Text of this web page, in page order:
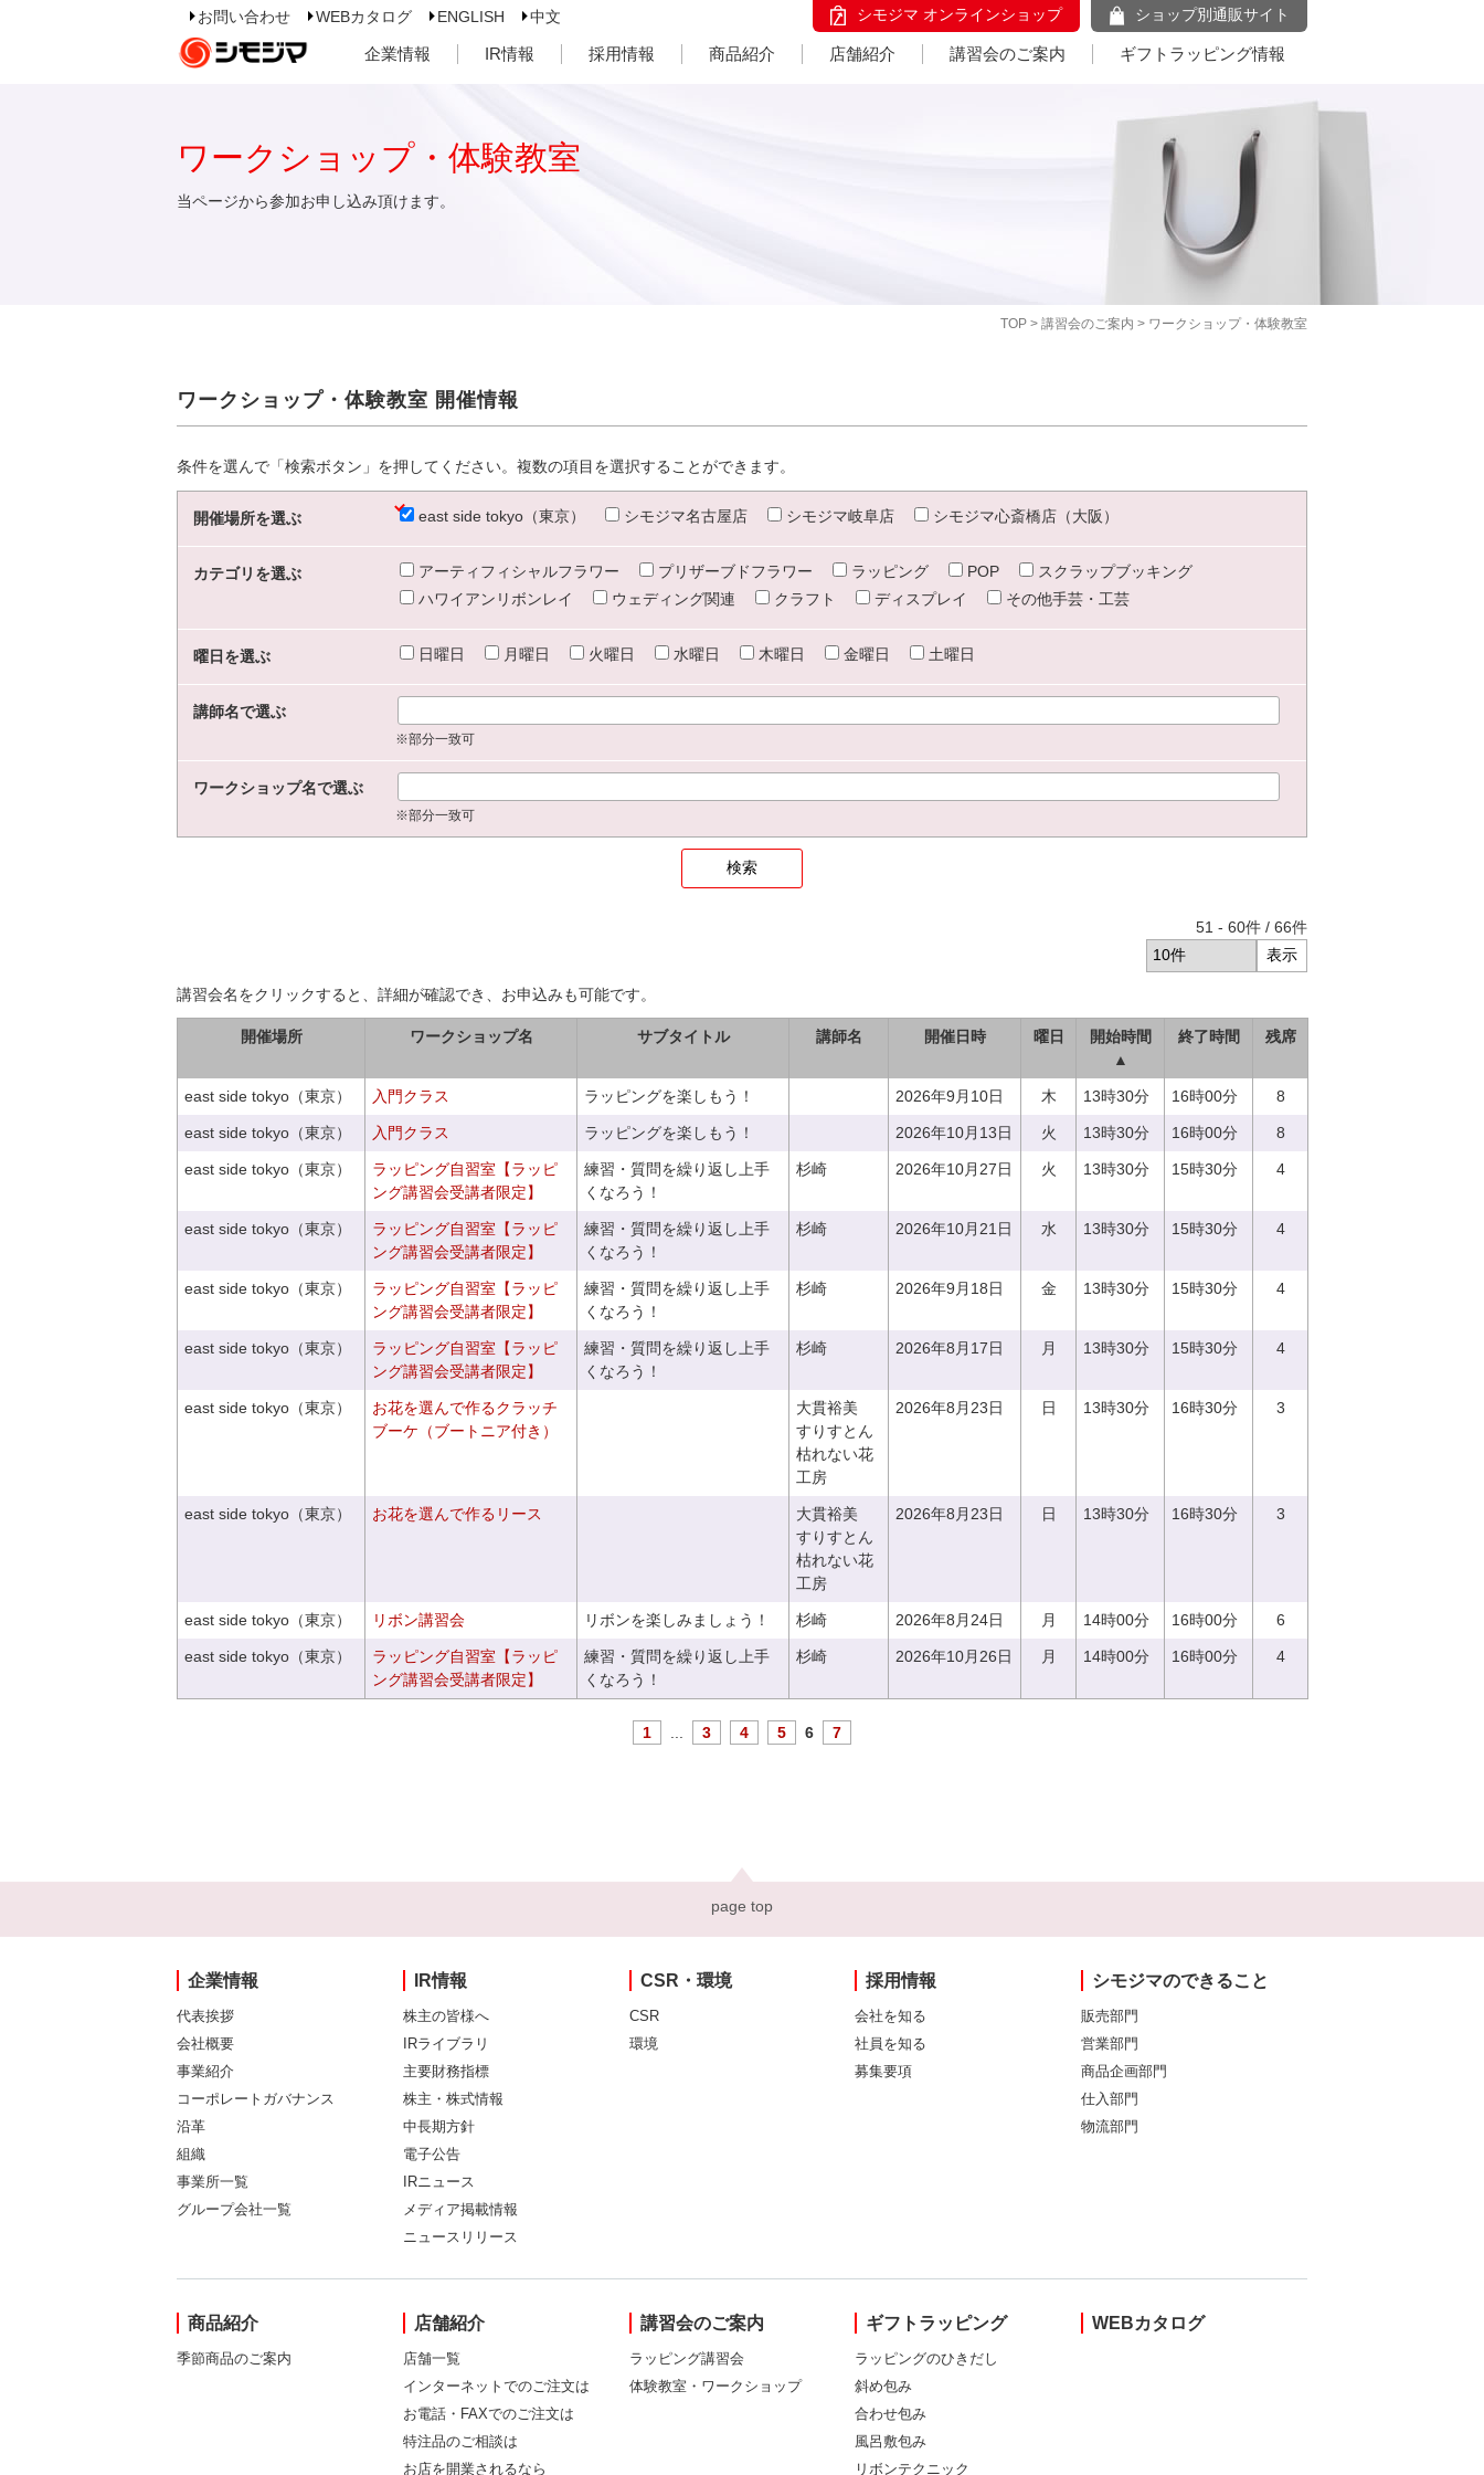
お問い合わせ WEBカタログ ENGLISH 中文 シモジマ オンラインショップ ショップ別通販サイト
企業情報 IR情報 採用情報 商品紹介 店舗紹介 講習会のご案内 ギフトラッピング情報
TOP > 講習会のご案内 > ワークショップ・体験教室
ワークショップ・体験教室
当ページから参加お申し込み頂けます。
ワークショップ・体験教室 開催情報
条件を選んで「検索ボタン」を押してください。複数の項目を選択することができます。
開催場所を選ぶ east side tokyo（東京） シモジマ名古屋店 シモジマ岐阜店 シモジマ心斎橋店（大阪）
カテゴリを選ぶ アーティフィシャルフラワー プリザーブドフラワー ラッピング POP
スクラップブッキング
ハワイアンリボンレイ
ウェディング関連 クラフト ディスプレイ その他手芸・工芸
曜日を選ぶ 日曜日 月曜日 火曜日 水曜日 木曜日 金曜日 土曜日
講師名で選ぶ
※部分一致可
ワークショップ名で選ぶ
※部分一致可
51 - 60件 / 66件
講習会名をクリックすると、詳細が確認でき、お申込みも可能です。
開催場所 ワークショップ名 サブタイトル 講師名 開催日時 曜日
開始時間
▲
終了時間 残席
east side tokyo（東京） 入門クラス ラッピングを楽しもう！ 2026年9月10日 木 13時30分 16時00分 8
east side tokyo（東京） 入門クラス ラッピングを楽しもう！ 2026年10月13日 火 13時30分 16時00分 8
east side tokyo（東京）
ラッピング自習室【ラッピ
ング講習会受講者限定】
練習・質問を繰り返し上手
くなろう！
杉崎 2026年10月27日 火 13時30分 15時30分 4
east side tokyo（東京）
ラッピング自習室【ラッピ
ング講習会受講者限定】
練習・質問を繰り返し上手
くなろう！
杉崎 2026年10月21日 水 13時30分 15時30分 4
east side tokyo（東京）
ラッピング自習室【ラッピ
ング講習会受講者限定】
練習・質問を繰り返し上手
くなろう！
杉崎 2026年9月18日 金 13時30分 15時30分 4
east side tokyo（東京）
ラッピング自習室【ラッピ
ング講習会受講者限定】
練習・質問を繰り返し上手
くなろう！
杉崎 2026年8月17日 月 13時30分 15時30分 4
east side tokyo（東京）
お花を選んで作るクラッチ
ブーケ（ブートニア付き）
大貫裕美
すりすとん
枯れない花
工房
2026年8月23日 日 13時30分 16時30分 3
east side tokyo（東京） お花を選んで作るリース
大貫裕美
すりすとん
枯れない花
工房
2026年8月23日 日 13時30分 16時30分 3
east side tokyo（東京） リボン講習会 リボンを楽しみましょう！ 杉崎 2026年8月24日 月 14時00分 16時00分 6
east side tokyo（東京）
ラッピング自習室【ラッピ
ング講習会受講者限定】
練習・質問を繰り返し上手
くなろう！
杉崎 2026年10月26日 月 14時00分 16時00分 4
1 3 4 5 6 7
page top
企業情報
代表挨拶
会社概要
事業紹介
コーポレートガバナンス
沿革
組織
事業所一覧
グループ会社一覧
IR情報
株主の皆様へ
IRライブラリ
主要財務指標
株主・株式情報
中長期方針
電子公告
IRニュース
メディア掲載情報
ニュースリリース
CSR・環境
CSR
環境
採用情報
会社を知る
社員を知る
募集要項
シモジマのできること
販売部門
営業部門
商品企画部門
仕入部門
物流部門
商品紹介
季節商品のご案内
店舗紹介
店舗一覧
インターネットでのご注文は
お電話・FAXでのご注文は
特注品のご相談は
お店を開業されるなら
講習会のご案内
ラッピング講習会
体験教室・ワークショップ
ギフトラッピング
ラッピングのひきだし
斜め包み
合わせ包み
風呂敷包み
リボンテクニック
WEBカタログ